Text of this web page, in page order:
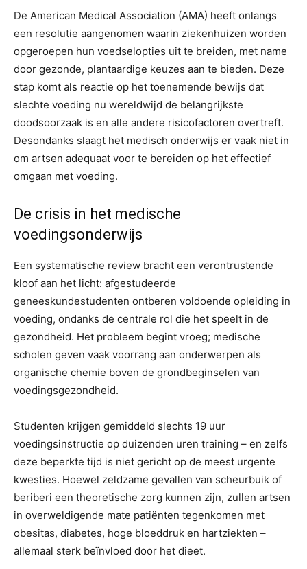
De American Medical Association (AMA) heeft onlangs
een resolutie aangenomen waarin ziekenhuizen worden
opgeroepen hun voedselopties uit te breiden, met name
door gezonde, plantaardige keuzes aan te bieden. Deze
stap komt als reactie op het toenemende bewijs dat
slechte voeding nu wereldwijd de belangrijkste
doodsoorzaak is en alle andere risicofactoren overtreft.
Desondanks slaagt het medisch onderwijs er vaak niet in
om artsen adequaat voor te bereiden op het effectief
omgaan met voeding.
De crisis in het medische
voedingsonderwijs
Een systematische review bracht een verontrustende
kloof aan het licht: afgestudeerde
geneeskundestudenten ontberen voldoende opleiding in
voeding, ondanks de centrale rol die het speelt in de
gezondheid. Het probleem begint vroeg; medische
scholen geven vaak voorrang aan onderwerpen als
organische chemie boven de grondbeginselen van
voedingsgezondheid.
Studenten krijgen gemiddeld slechts 19 uur
voedingsinstructie op duizenden uren training – en zelfs
deze beperkte tijd is niet gericht op de meest urgente
kwesties. Hoewel zeldzame gevallen van scheurbuik of
beriberi een theoretische zorg kunnen zijn, zullen artsen
in overweldigende mate patiënten tegenkomen met
obesitas, diabetes, hoge bloeddruk en hartziekten –
allemaal sterk beïnvloed door het dieet.